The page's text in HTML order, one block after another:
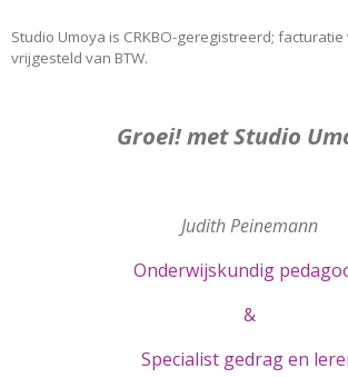
Studio Umoya is CRKBO-geregistreerd;
vrijgesteld van BTW.
Groei! met Studio
Judith Peinemann
Onderwijskundig
&
Specialist gedrag en